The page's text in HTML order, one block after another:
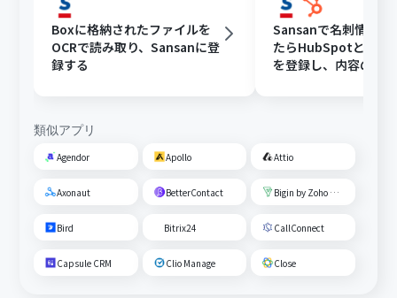
Boxに格納されたファイルを
OCRで読み取り、Sansanに登
録する
Sansanで名刺情報が
たらHubSpotと連携
を登録し、内容の確
類似アプリ
Agendor Apollo Attio
Axonaut BetterContact Bigin by Zoho CRM
Bird Bitrix24 CallConnect
Capsule CRM Clio Manage Close